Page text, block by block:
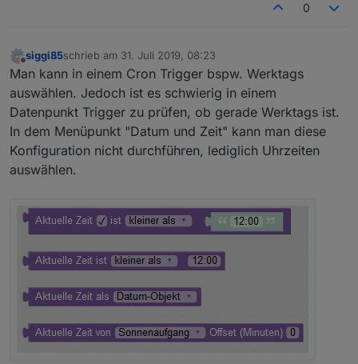
0
Offline
siggi85schrieb am 31. Juli 2019, 08:23
zuletzt editiert von
Man kann in einem Cron Trigger bspw. Werktags
auswählen. Jedoch ist es schwierig in einem
Datenpunkt Trigger zu prüfen, ob gerade Werktags ist.
In dem Menüpunkt "Datum und Zeit" kann man diese
Konfiguration nicht durchführen, lediglich Uhrzeiten
auswählen.